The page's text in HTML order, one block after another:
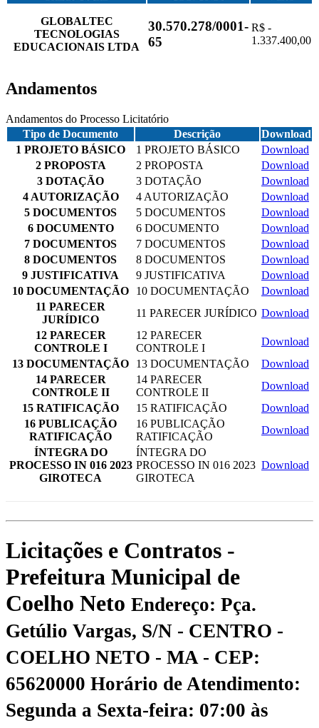
GLOBALTEC
TECNOLOGIAS
EDUCACIONAIS LTDA
30.570.278/0001-
65
R$ -
1.337.400,00
Andamentos
Andamentos do Processo Licitatório
Tipo de Documento
Descrição
Download
1 PROJETO BÁSICO
1 PROJETO BÁSICO
Download
2 PROPOSTA
2 PROPOSTA
Download
3 DOTAÇÃO
3 DOTAÇÃO
Download
4 AUTORIZAÇÃO
4 AUTORIZAÇÃO
Download
5 DOCUMENTOS
5 DOCUMENTOS
Download
6 DOCUMENTO
6 DOCUMENTO
Download
7 DOCUMENTOS
7 DOCUMENTOS
Download
8 DOCUMENTOS
8 DOCUMENTOS
Download
9 JUSTIFICATIVA
9 JUSTIFICATIVA
Download
10 DOCUMENTAÇÃO
10 DOCUMENTAÇÃO
Download
11 PARECER
JURÍDICO
11 PARECER JURÍDICO Download
12 PARECER
CONTROLE I
12 PARECER
CONTROLE I
Download
13 DOCUMENTAÇÃO
13 DOCUMENTAÇÃO
Download
14 PARECER
CONTROLE II
14 PARECER
CONTROLE II
Download
15 RATIFICAÇÃO
15 RATIFICAÇÃO
Download
16 PUBLICAÇÃO
RATIFICAÇÃO
16 PUBLICAÇÃO
RATIFICAÇÃO
Download
ÍNTEGRA DO
PROCESSO IN 016 2023
GIROTECA
ÍNTEGRA DO
PROCESSO IN 016 2023
GIROTECA
Download
Licitações e Contratos -
Prefeitura Municipal de
Coelho Neto Endereço: Pça.
Getúlio Vargas, S/N - CENTRO -
COELHO NETO - MA - CEP:
65620000 Horário de Atendimento:
Segunda a Sexta-feira: 07:00 às